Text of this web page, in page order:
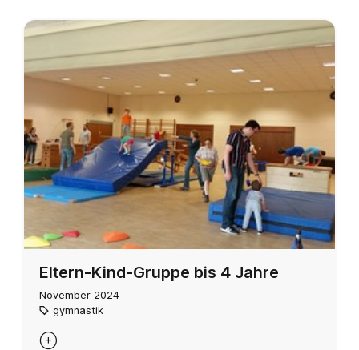
Eltern-Kind-Gruppe bis 4 Jahre
November 2024
gymnastik
